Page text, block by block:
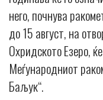
него, почнува
до 15 август, на
Охридското Езеро,
Меѓународниот
Баљук“.